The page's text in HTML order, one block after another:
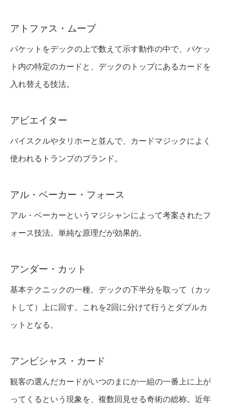
アトファス・ムーブ
パケットをデックの上で数えて示す動作の中で、パケッ
ト内の特定のカードと、デックのトップにあるカードを
入れ替える技法。
アビエイター
バイスクルやタリホーと並んで、カードマジックによく
使われるトランプのブランド。
アル・ベーカー・フォース
アル・ベーカーというマジシャンによって考案されたフ
ォース技法。単純な原理だが効果的。
アンダー・カット
基本テクニックの一種。デックの下半分を取って（カッ
トして）上に回す。これを2回に分けて行うとダブルカ
ットとなる。
アンビシャス・カード
観客の選んだカードがいつのまにか一組の一番上に上が
ってくるという現象を、複数回見せる奇術の総称。近年